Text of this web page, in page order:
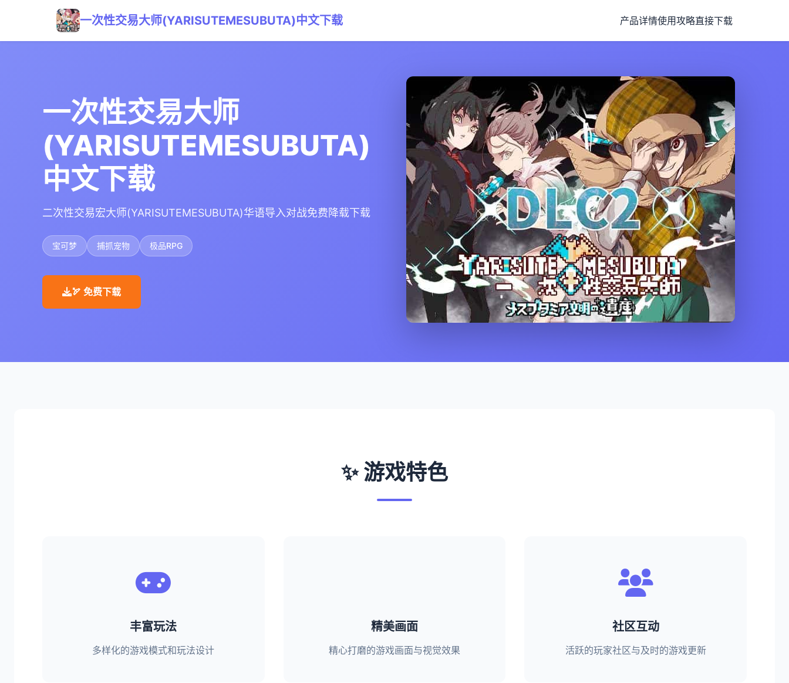
一次性交易大师(YARISUTEMESUBUTA)中文下载 产品详情使用攻略直接下载
一次性交易大师
(YARISUTEMESUBUTA)
中文下载
二次性交易宏大师(YARISUTEMESUBUTA)华语导入对战免费降载下载
宝可梦 捕抓宠物 极品RPG
🏹 免费下载
✨ 游戏特色
丰富玩法
多样化的游戏模式和玩法设计
精美画面
精心打磨的游戏画面与视觉效果
社区互动
活跃的玩家社区与及时的游戏更新